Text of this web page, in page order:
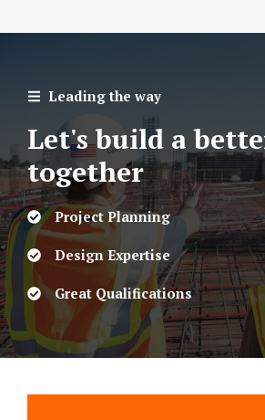
Leading the way
Let's build a
together
Project Planning
Design Expertise
Great Qualifications